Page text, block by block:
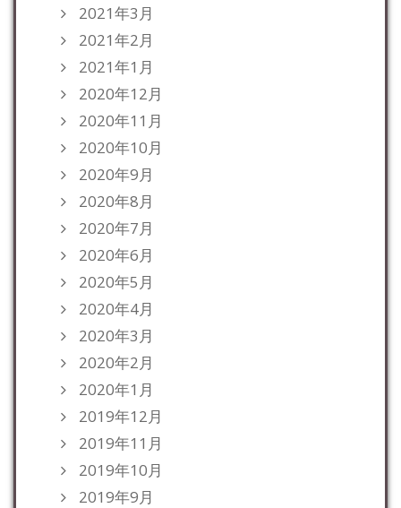
2021年3月
2021年2月
2021年1月
2020年12月
2020年11月
2020年10月
2020年9月
2020年8月
2020年7月
2020年6月
2020年5月
2020年4月
2020年3月
2020年2月
2020年1月
2019年12月
2019年11月
2019年10月
2019年9月